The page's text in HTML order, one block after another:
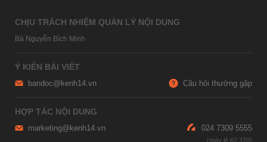
CHỊU TRÁCH NHIỆM QUẢN LÝ NỘI DUNG
Bà Nguyễn Bích Minh
Ý KIẾN BÀI VIẾT
bandoc@kenh14.vn Câu hỏi thường gặp
HỢP TÁC NỘI DUNG
marketing@kenh14.vn 024 7309 5555